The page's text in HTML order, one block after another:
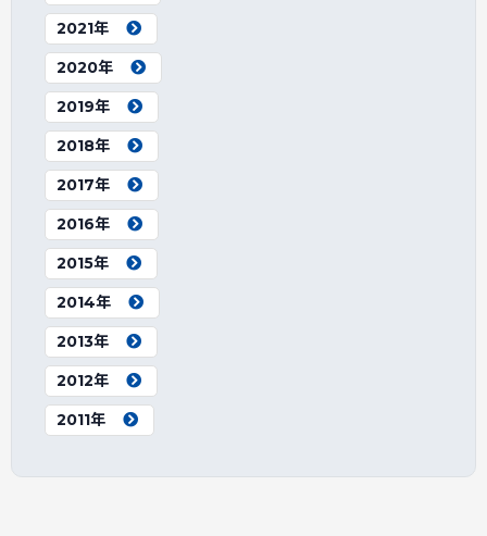
2021年
2020年
2019年
2018年
2017年
2016年
2015年
2014年
2013年
2012年
2011年